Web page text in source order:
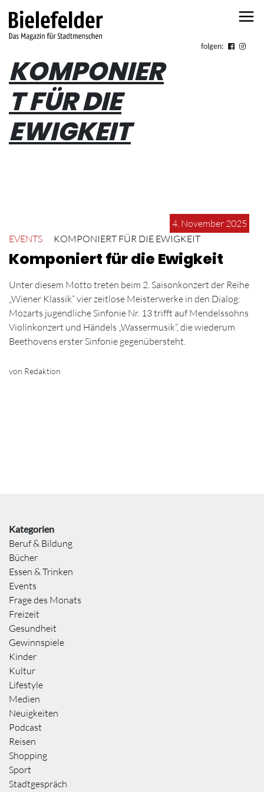
folgen:
KOMPONIER
T FÜR DIE
EWIGKEIT
4. November 2025
EVENTS
KOMPONIERT FÜR DIE EWIGKEIT
Komponiert für die Ewigkeit
Unter diesem Motto treten beim 2. Saisonkonzert der Reihe
„Wiener Klassik“ vier zeitlose Meisterwerke in den Dialog:
Mozarts jugendliche Sinfonie Nr. 13 trifft auf Mendelssohns
Violinkonzert und Händels „Wassermusik“, die wiederum
Beethovens erster Sinfonie gegenübersteht.
von Redaktion
Kategorien
Beruf & Bildung
Bücher
Essen & Trinken
Events
Frage des Monats
Freizeit
Gesundheit
Gewinnspiele
Kinder
Kultur
Lifestyle
Medien
Neuigkeiten
Podcast
Reisen
Shopping
Sport
Stadtgespräch